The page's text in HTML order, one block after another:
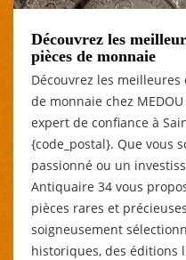
Découvrez les
pièces de monnaie
Découvrez les
de monnaie chez
expert de confiance à
{code_postal}. Que vous
passionné ou un
Antiquaire 34 vous
pièces rares et
soigneusement
historiques, des éditions